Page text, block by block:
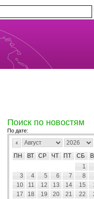
Поиск по новостям
По дате:
ПН ВТ СР ЧТ ПТ СБ
1
3
4 5 6 7 8
10
11 12 13 14 15
17
18 19 20 21 22